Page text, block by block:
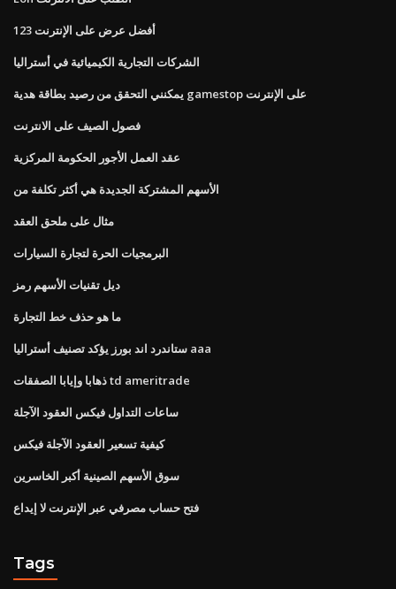
أفضل عرض على الإنترنت 123
الشركات التجارية الكيميائية في أستراليا
يمكنني التحقق من رصيد بطاقة هدية gamestop على الإنترنت
فصول الصيف على الانترنت
عقد العمل الأجور الحكومة المركزية
الأسهم المشتركة الجديدة هي أكثر تكلفة من
مثال على ملحق العقد
البرمجيات الحرة لتجارة السيارات
ديل تقنيات الأسهم رمز
ما هو حذف خط التجارة
ستاندرد اند بورز يؤكد تصنيف أستراليا aaa
ذهابا وإيابا الصفقات td ameritrade
ساعات التداول فيكس العقود الآجلة
كيفية تسعير العقود الآجلة فيكس
سوق الأسهم الصينية أكبر الخاسرين
فتح حساب مصرفي عبر الإنترنت لا إيداع
Tags